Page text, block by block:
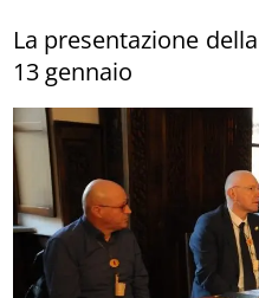
La presentazione
13 gennaio